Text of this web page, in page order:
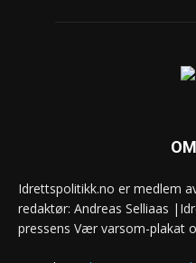
Idrettspolitikk.no er medlem
redaktør: Andreas Selliaas
pressens Vær varsom-plakat